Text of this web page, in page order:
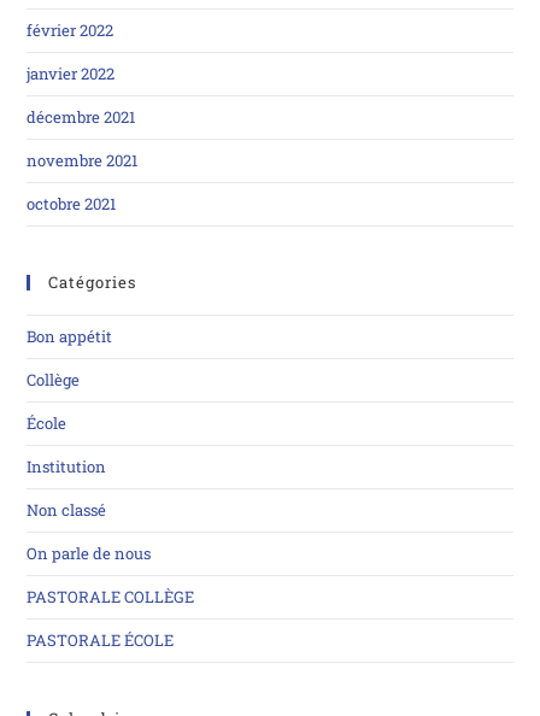
février 2022
janvier 2022
décembre 2021
novembre 2021
octobre 2021
Catégories
Bon appétit
Collège
École
Institution
Non classé
On parle de nous
PASTORALE COLLÈGE
PASTORALE ÉCOLE